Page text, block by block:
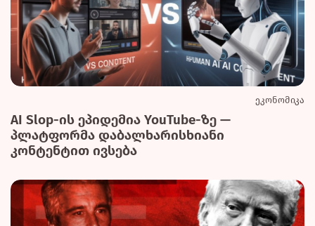
ეკონომიკა
AI Slop-ის ეპიდემია YouTube-ზე —
პლატფორმა დაბალხარისხიანი
კონტენტით ივსება